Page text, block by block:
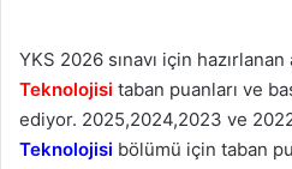
YKS 2026 sınavı için
Teknolojisi taban puanları ve
ediyor. 2025,2024,2023 ve 2022
Teknolojisi bölümü için taban